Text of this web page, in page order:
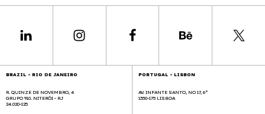
BRAZIL - RIO DE JANEIRO
R. QUINZE DE NOVEMBRO, 4
GRUPO 910. NITERÓI - RJ
24.020-125
PORTUGAL - LISBON
AV. INFANTE SANTO, NO 17, 6°
1350-175 LISBOA